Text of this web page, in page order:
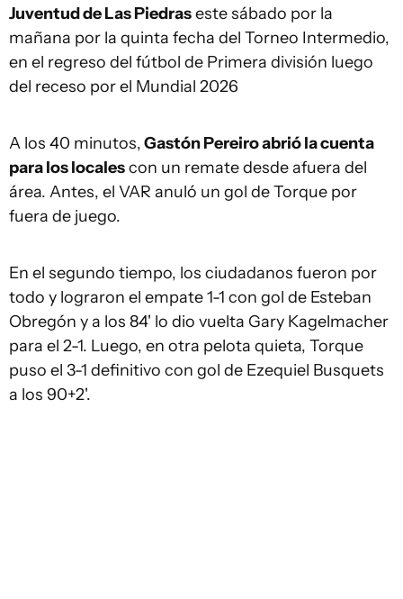
Juventud de Las Piedraseste sábado por la
mañana por la quinta fecha del Torneo Intermedio,
en el regreso del fútbol de Primera división luego
del receso por el Mundial 2026
A los 40 minutos,Gastón Pereiro abrió la cuenta
para los localescon un remate desde afuera del
área. Antes, el VAR anuló un gol de Torque por
fuera de juego.
En el segundo tiempo, los ciudadanos fueron por
todo y lograron el empate 1-1 con gol de Esteban
Obregón y a los 84' lo dio vuelta Gary Kagelmacher
para el 2-1. Luego, en otra pelota quieta, Torque
puso el 3-1 definitivo con gol de Ezequiel Busquets
a los 90+2'.